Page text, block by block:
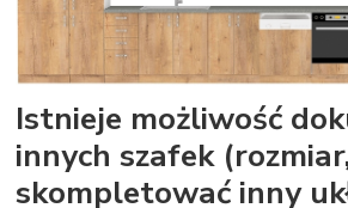
Istnieje możliwość
innych szafek
skompletować inny